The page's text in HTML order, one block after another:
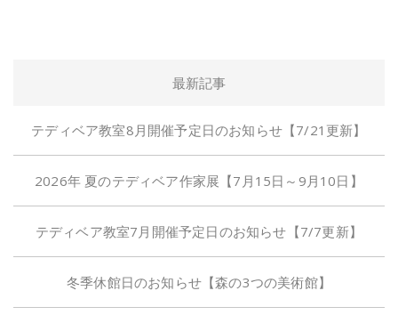
最新記事
テディベア教室8月開催予定日のお知らせ【7/21更新】
2026年 夏のテディベア作家展【7月15日～9月10日】
テディベア教室7月開催予定日のお知らせ【7/7更新】
冬季休館日のお知らせ【森の3つの美術館】